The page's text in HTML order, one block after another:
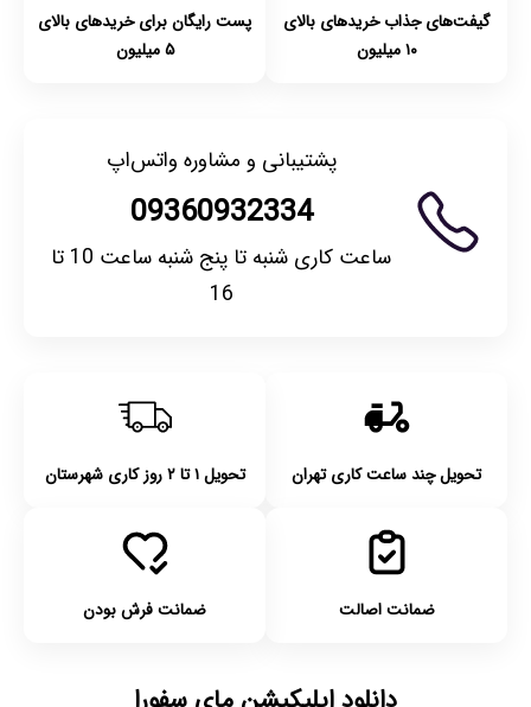
گیفت‌های جذاب خریدهای بالای
۱۰ میلیون
پست رایگان برای خریدهای بالای
۵ میلیون
پشتیبانی و مشاوره واتس‌اپ
09360932334
ساعت کاری شنبه تا پنج شنبه ساعت 10 تا
16
تحویل چند ساعت کاری تهران تحویل ۱ تا ۲ روز کاری شهرستان
ضمانت اصالت ضمانت فرش بودن